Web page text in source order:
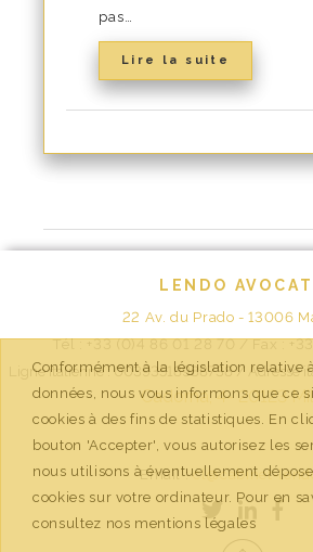
pas…
Lire la suite
LENDO
22 Av. du Prado - 13006
Tél : +33 (0)4 86 01 28 70 / Fax :
Ligne italienne : 00393518988738 / Adresse
Cadorna, 4-20123
Email :cl@cabinet-
Conformément à la législation relative
données, nous vous informons que ce
cookies à des fins de statistiques. En
bouton 'Accepter', vous autorisez les
nous utilisons à éventuellement
cookies sur votre ordinateur. Pour en
consultez nos mentions légales